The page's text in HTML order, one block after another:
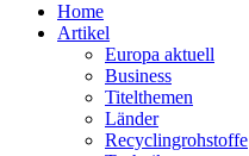
Home
Artikel
Europa aktuell
Business
Titelthemen
Länder
Recyclingrohstoffe